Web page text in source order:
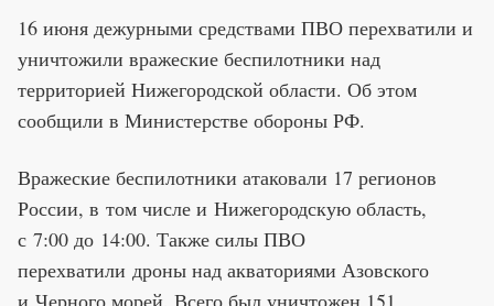
16 июня дежурными средствами ПВО перехватили и
уничтожили вражеские беспилотники над
территорией Нижегородской области. Об этом
сообщили в Министерстве обороны РФ.
Вражеские беспилотники атаковали 17 регионов
России, в том числе и Нижегородскую область,
с 7:00 до 14:00. Также силы ПВО
перехватили дроны над акваториями Азовского
и Черного морей. Всего был уничтожен 151